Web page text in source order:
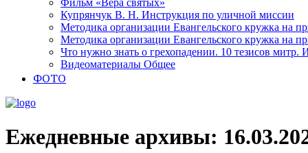
Фильм «Вера святых»
Купрянчук В. Н. Инструкция по уличной миссии
Методика организации Евангельского кружка на
Методика организации Евангельского кружка на
Что нужно знать о грехопадении. 10 тезисов митр.
Видеоматериалы Общее
ФОТО
Ежедневные архивы: